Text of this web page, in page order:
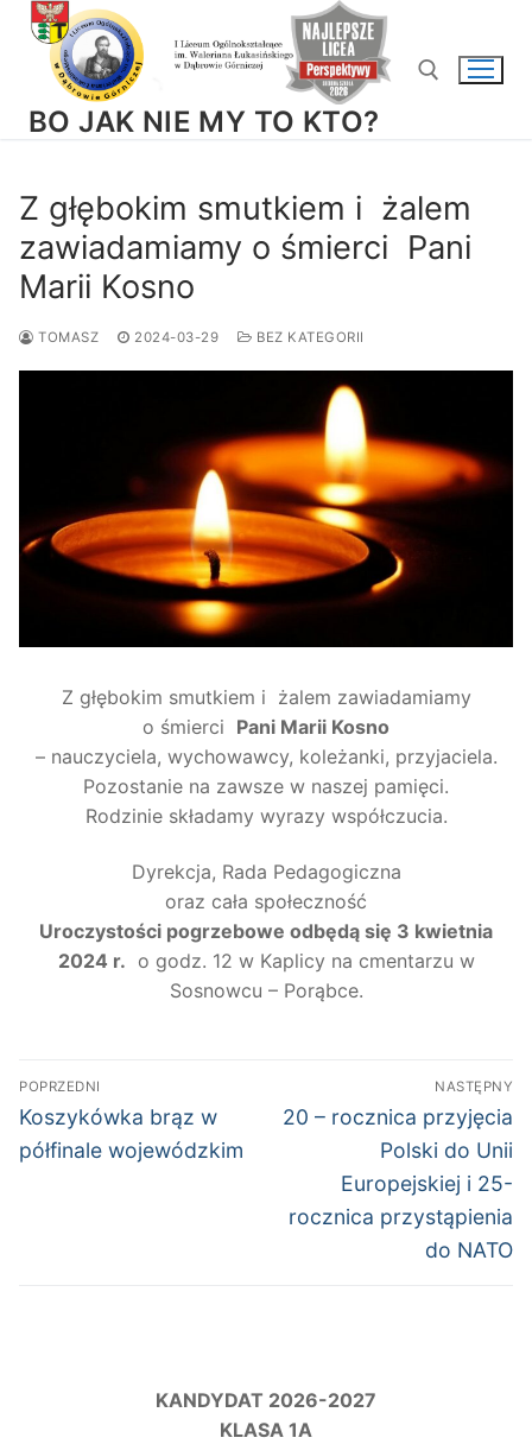
Przejdź
BO JAK NIE MY TO KTO?
Z głębokim smutkiem i żalem
zawiadamiamy o śmierci Pani
Marii Kosno
TOMASZ 2024-03-29 BEZ KATEGORII
Z głębokim smutkiem i żalem zawiadamiamy
o śmierci Pani Marii Kosno
– nauczyciela, wychowawcy, koleżanki, przyjaciela.
Pozostanie na zawsze w naszej pamięci.
Rodzinie składamy wyrazy współczucia.
Dyrekcja, Rada Pedagogiczna
oraz cała społeczność
Uroczystości pogrzebowe odbędą się 3 kwietnia
2024 r. o godz. 12 w Kaplicy na cmentarzu w
Sosnowcu – Porąbce.
Nawigacja
wpisu
POPRZEDNI
Poprzedni
wpis:
Koszykówka brąz w
półfinale wojewódzkim
NASTĘPNY
Następny
20 – rocznica przyjęcia
Polski do Unii
Europejskiej i 25-
rocznica przystąpienia
do NATO
KANDYDAT 2026-2027
KLASA 1A